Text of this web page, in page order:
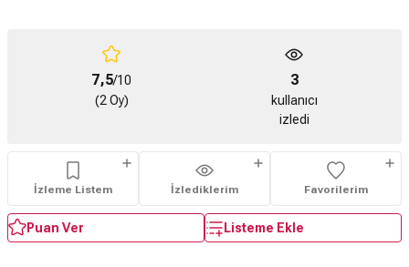
7,5/10
(2 Oy)
3
kullanıcı
izledi
İzleme Listem İzlediklerim Favorilerim
Puan Ver Listeme Ekle